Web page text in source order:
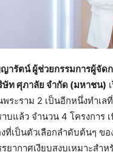
รัตน์ ผู้ช่วยกรรมการผู้จัดก
ษัท ศุภาลัย จำกัด (มหาชน)
พระราม 2 เป็นอีกหนึ่งทำเล
บแล้ว จำนวน 4 โครงการ เ
ที่เป็นตัวเลือกลำดับต้นๆ ข
ยากาศเงียบสงบเหมาะสำ